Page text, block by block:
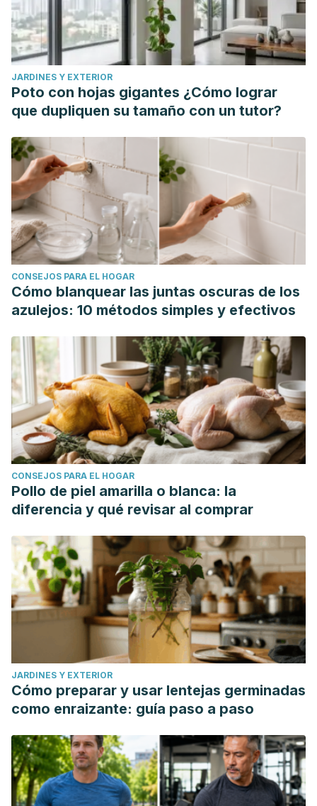
JARDINES Y EXTERIOR
Poto con hojas gigantes ¿Cómo lograr
que dupliquen su tamaño con un tutor?
CONSEJOS PARA EL HOGAR
Cómo blanquear las juntas oscuras de los
azulejos: 10 métodos simples y efectivos
CONSEJOS PARA EL HOGAR
Pollo de piel amarilla o blanca: la
diferencia y qué revisar al comprar
JARDINES Y EXTERIOR
Cómo preparar y usar lentejas germinadas
como enraizante: guía paso a paso